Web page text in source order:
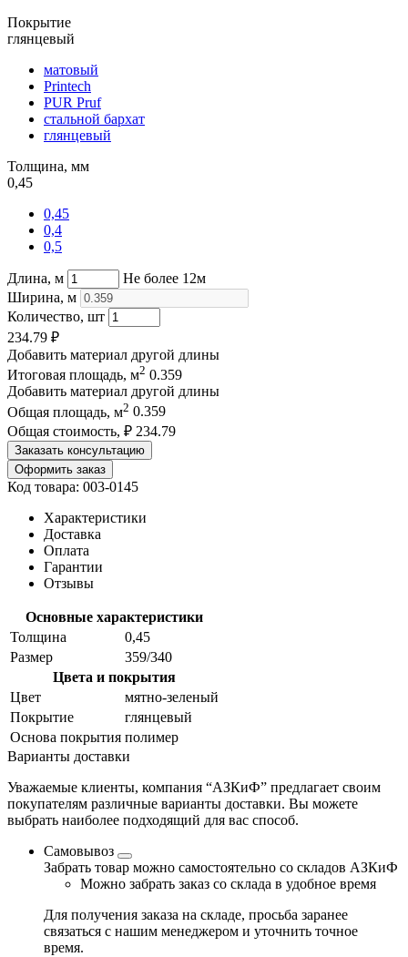
Покрытие
глянцевый
матовый
Printech
PUR Pruf
стальной бархат
глянцевый
Толщина, мм
0,45
0,45
0,4
0,5
Длина, м
Не более 12м
Ширина, м
Количество, шт
234.79 ₽
Добавить материал другой длины
Итоговая площадь, м2 0.359
Добавить материал другой длины
Общая площадь, м2 0.359
Общая стоимость, ₽ 234.79
Заказать консультацию
Оформить заказ
Код товара: 003-0145
Характеристики
Доставка
Оплата
Гарантии
Отзывы
Основные характеристики
Толщина
0,45
Размер
359/340
Цвета и покрытия
Цвет
мятно-зеленый
Покрытие
глянцевый
Основа покрытия полимер
Варианты доставки
Уважаемые клиенты, компания “АЗКиФ” предлагает своим
покупателям различные варианты доставки. Вы можете
выбрать наиболее подходящий для вас способ.
Самовывоз
Забрать товар можно самостоятельно со складов АЗКиФ
Можно забрать заказ со склада в удобное время
Для получения заказа на складе, просьба заранее
связаться с нашим менеджером и уточнить точное
время.